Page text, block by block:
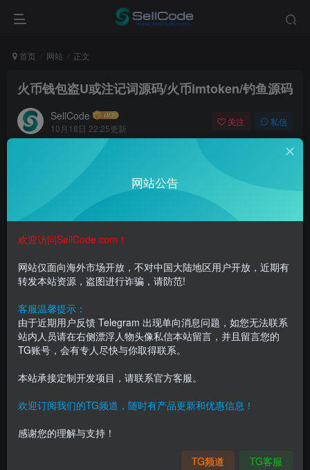
首页 网站 正文
火币钱包盗U或注记词源码/火币imtoken/钓鱼源码
SellCode
10月18日 22:25更新
关注 私信
也不知道写点啥。PHP的！给会员免费下载吧。就不要问东
网站公告
欢迎访问SellCode.com！
网站仅面向海外市场开放，不对中国大陆地区用户开放，近期有
转发本站资源，盗图进行诈骗，请防范!
客服温馨提示：
由于近期用户反馈 Telegram 出现单向消息问题，如您无法联系
站内人员请在右侧漂浮人物头像私信本站留言，并且留言您的
TG账号，会有专人尽快与你取得联系。
本站承接定制开发项目，请联系官方客服。
欢迎订阅我们的TG频道，随时有产品更新和优惠信息！
感谢您的理解与支持！
TG频道 TG客服